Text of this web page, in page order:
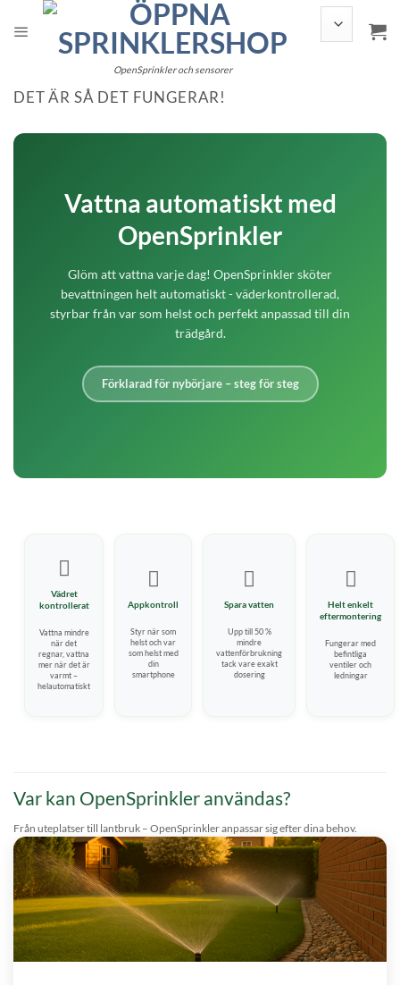
innehållet
OpenSprinkler och sensorer
DET ÄR SÅ DET FUNGERAR!
Vattna automatiskt med
OpenSprinkler
Glöm att vattna varje dag! OpenSprinkler sköter
bevattningen helt automatiskt - väderkontrollerad,
styrbar från var som helst och perfekt anpassad till din
trädgård.
Förklarad för nybörjare – steg för steg
️
Vädret
kontrollerat
Vattna mindre
när det
regnar, vattna
mer när det är
varmt –
helautomatiskt

Appkontroll
Styr när som
helst och var
som helst med
din
smartphone

Spara vatten
Upp till 50 %
mindre
vattenförbrukning
tack vare exakt
dosering

Helt enkelt
eftermontering
Fungerar med
befintliga
ventiler och
ledningar
Var kan OpenSprinkler användas?
Från uteplatser till lantbruk – OpenSprinkler anpassar sig efter dina behov.